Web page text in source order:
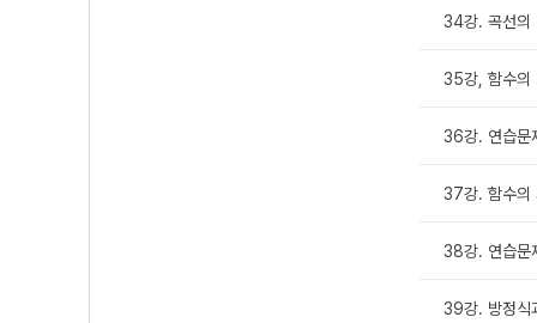
34강. 곡선의
35강, 함수의
36강. 연습문
37강. 함수의
38강. 연습문
39강. 방정식